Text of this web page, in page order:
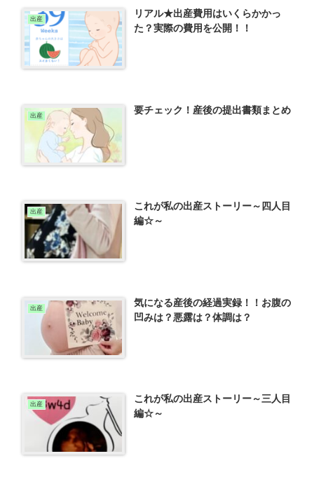
出産
リアル★出産費用はいくらかかっ
た？実際の費用を公開！！
出産 要チェック！産後の提出書類まとめ
出産
これが私の出産ストーリー～四人目
編☆～
出産
気になる産後の経過実録！！お腹の
凹みは？悪露は？体調は？
出産
これが私の出産ストーリー～三人目
編☆～